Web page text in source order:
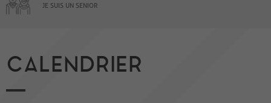
JE SUIS UN SENIOR
CALENDRIER